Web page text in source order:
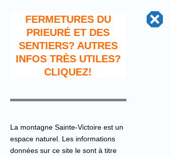
FERMETURES DU
PRIEURÉ ET DES
SENTIERS? AUTRES
INFOS TRÈS UTILES?
CLIQUEZ!
La montagne Sainte-Victoire est un
espace naturel. Les informations
données sur ce site le sont à titre